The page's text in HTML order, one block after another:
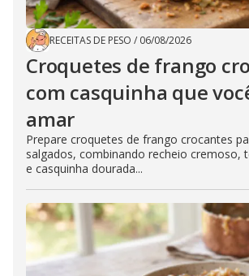
RECEITAS DE PESO / 06/08/2026
Croquetes de frango
com casquinha que
amar
Prepare croquetes de frango crocantes
salgados, combinando recheio cremoso,
e casquinha dourada...